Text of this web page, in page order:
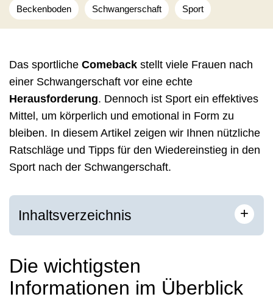
aktuelle Trends aufmerksam machen.
Beckenboden Schwangerschaft Sport
Das sportliche Comeback stellt viele Frauen nach
einer Schwangerschaft vor eine echte
Herausforderung. Dennoch ist Sport ein effektives
Mittel, um körperlich und emotional in Form zu
bleiben. In diesem Artikel zeigen wir Ihnen nützliche
Ratschläge und Tipps für den Wiedereinstieg in den
Sport nach der Schwangerschaft.
Inhaltsverzeichnis +
Die wichtigsten
Informationen im Überblick